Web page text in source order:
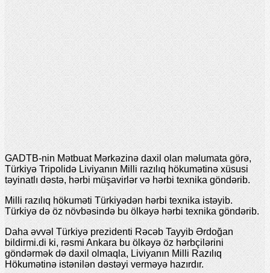
GADTB-nin Mətbuat Mərkəzinə daxil olan məlumata görə,
Türkiyə Tripolidə Liviyanın Milli razılıq hökumətinə xüsusi
təyinatlı dəstə, hərbi müşavirlər və hərbi texnika göndərib.
Milli razılıq hökuməti Türkiyədən hərbi texnika istəyib.
Türkiyə də öz növbəsində bu ölkəyə hərbi texnika göndərib.
Daha əvvəl Türkiyə prezidenti Rəcəb Tayyib Ərdoğan
bildirmi.di ki, rəsmi Ankara bu ölkəyə öz hərbçilərini
göndərmək də daxil olmaqla, Liviyanın Milli Razılıq
Hökumətinə istənilən dəstəyi verməyə hazırdır.